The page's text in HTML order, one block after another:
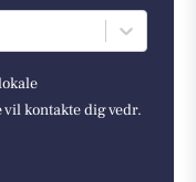
kontakte dig vedr.